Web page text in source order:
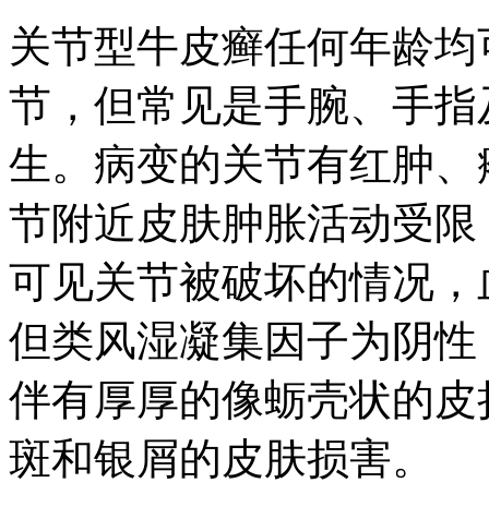
关节型牛皮癣任何年龄
节，但常见是手腕、手
生。病变的关节有红肿
节附近皮肤肿胀活动受
可见关节被破坏的情况
但类风湿凝集因子为阴
伴有厚厚的像蛎壳状的
斑和银屑的皮肤损害。